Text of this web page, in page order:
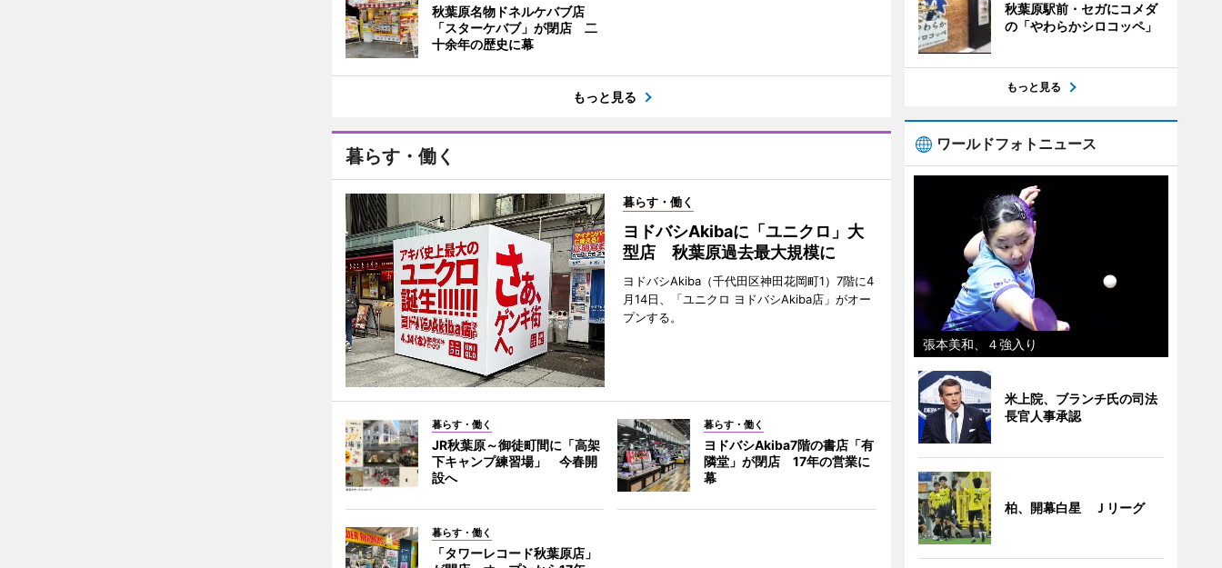
秋葉原名物ドネルケバブ店
「スターケバブ」が閉店 二
十余年の歴史に幕
もっと見る
暮らす・働く
暮らす・働く
ヨドバシAkibaに「ユニクロ」大
型店 秋葉原過去最大規模に
ヨドバシAkiba（千代田区神田花岡町1）7階に4
月14日、「ユニクロ ヨドバシAkiba店」がオー
プンする。
暮らす・働く
JR秋葉原～御徒町間に「高架
下キャンプ練習場」 今春開
設へ
暮らす・働く
ヨドバシAkiba7階の書店「有
隣堂」が閉店 17年の営業に
幕
暮らす・働く
「タワーレコード秋葉原店」
秋葉原駅前・セガにコメダ
の「やわらかシロコッペ」
もっと見る
ワールドフォトニュース
張本美和、４強入り
米上院、ブランチ氏の司法
長官人事承認
柏、開幕白星 Ｊリーグ